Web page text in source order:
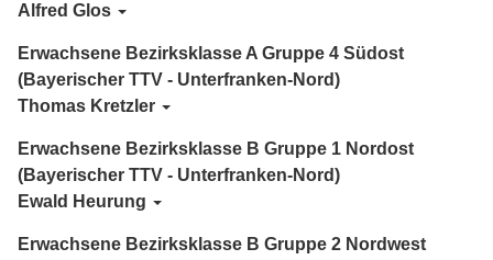
Alfred Glos
Erwachsene Bezirksklasse A Gruppe 4 Südost
(Bayerischer TTV - Unterfranken-Nord)
Thomas Kretzler
Erwachsene Bezirksklasse B Gruppe 1 Nordost
(Bayerischer TTV - Unterfranken-Nord)
Ewald Heurung
Erwachsene Bezirksklasse B Gruppe 2 Nordwest